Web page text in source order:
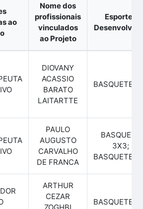
ao
Nome dos
profissionais
vinculados
ao Projeto
Esportes
DIOVANY
ACASSIO
BARATO
LAITARTTE
PAULO
AUGUSTO
CARVALHO
DE FRANCA
BASQUETE
3X3;
ARTHUR
CEZAR
ZOGHBI